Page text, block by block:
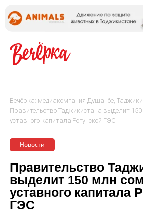
Вечёрка: медиакомпания Душанбе,
Правительство Таджикистана выделит
уставного капитала Рогунской ГЭС
Новости
Правительство
выделит 150 млн
уставного капитала
ГЭС